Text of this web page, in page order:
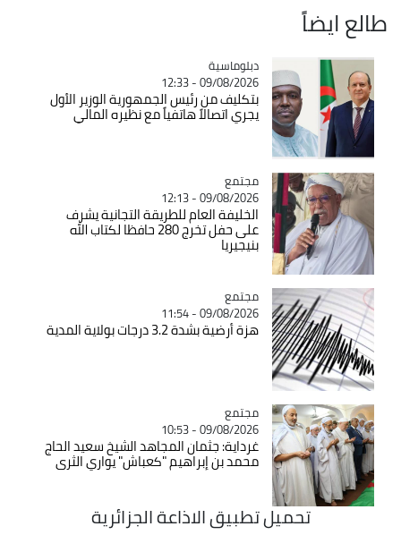
طالع ايضاً
Catégorie
دبلوماسية
09/08/2026 - 12:33
بتكليف من رئيس الجمهورية الوزير الأول
يجري اتصالاً هاتفياً مع نظيره المالي
Catégorie
مجتمع
09/08/2026 - 12:13
الخليفة العام للطريقة التجانية يشرف
على حفل تخرج 280 حافظا لكتاب الله
بنيجيريا
Catégorie
مجتمع
09/08/2026 - 11:54
هزة أرضية بشدة 3.2 درجات بولاية المدية
Catégorie
مجتمع
09/08/2026 - 10:53
غرداية: جثمان المجاهد الشيخ سعيد الحاج
محمد بن إبراهيم "كعباش" يواري الثرى
تحميل تطبيق الاذاعة الجزائرية